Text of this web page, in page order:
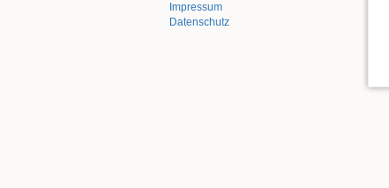
Impressum
Datenschutz